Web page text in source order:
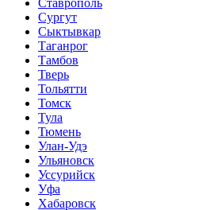
Сургут
Сыктывкар
Таганрог
Тамбов
Тверь
Тольятти
Томск
Тула
Тюмень
Улан-Удэ
Ульяновск
Уссурийск
Уфа
Хабаровск